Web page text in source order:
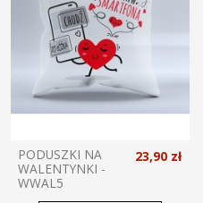
PODUSZKI NA
WALENTYNKI -
WWAL5
23,90 zł